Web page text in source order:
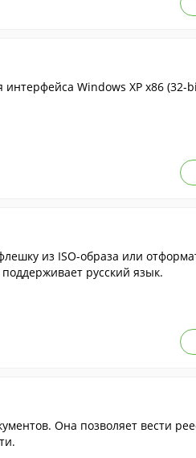
Windows XP x86 (32-
из ISO-образа или
русский язык.
Она позволяет вести